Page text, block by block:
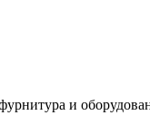
и